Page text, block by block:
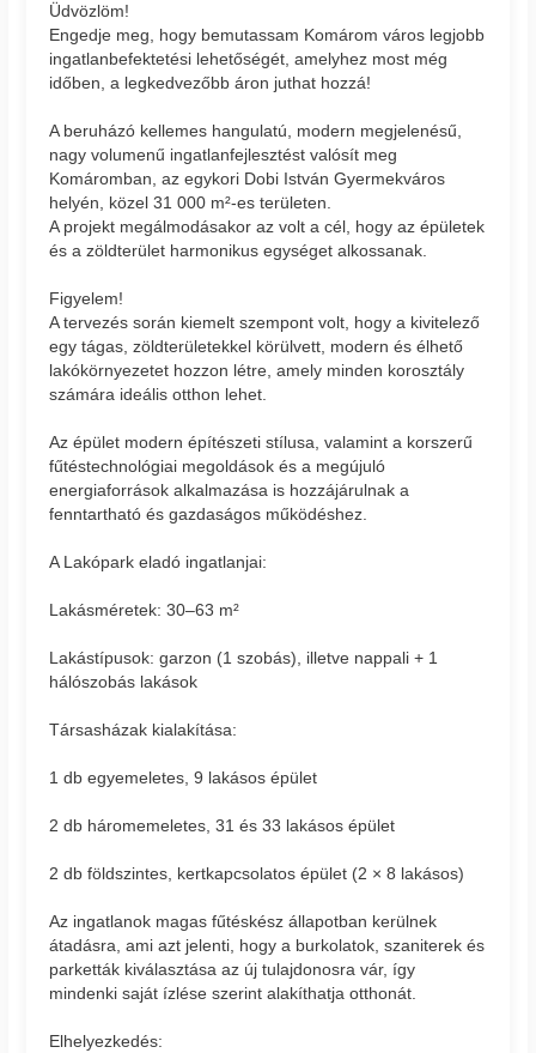
Üdvözlöm!
Engedje meg, hogy bemutassam Komárom város legjobb
ingatlanbefektetési lehetőségét, amelyhez most még
időben, a legkedvezőbb áron juthat hozzá!
A beruházó kellemes hangulatú, modern megjelenésű,
nagy volumenű ingatlanfejlesztést valósít meg
Komáromban, az egykori Dobi István Gyermekváros
helyén, közel 31 000 m²-es területen.
A projekt megálmodásakor az volt a cél, hogy az épületek
és a zöldterület harmonikus egységet alkossanak.
Figyelem!
A tervezés során kiemelt szempont volt, hogy a kivitelező
egy tágas, zöldterületekkel körülvett, modern és élhető
lakókörnyezetet hozzon létre, amely minden korosztály
számára ideális otthon lehet.
Az épület modern építészeti stílusa, valamint a korszerű
fűtéstechnológiai megoldások és a megújuló
energiaforrások alkalmazása is hozzájárulnak a
fenntartható és gazdaságos működéshez.
A Lakópark eladó ingatlanjai:
Lakásméretek: 30–63 m²
Lakástípusok: garzon (1 szobás), illetve nappali + 1
hálószobás lakások
Társasházak kialakítása:
1 db egyemeletes, 9 lakásos épület
2 db háromemeletes, 31 és 33 lakásos épület
2 db földszintes, kertkapcsolatos épület (2 × 8 lakásos)
Az ingatlanok magas fűtéskész állapotban kerülnek
átadásra, ami azt jelenti, hogy a burkolatok, szaniterek és
parketták kiválasztása az új tulajdonosra vár, így
mindenki saját ízlése szerint alakíthatja otthonát.
Elhelyezkedés: